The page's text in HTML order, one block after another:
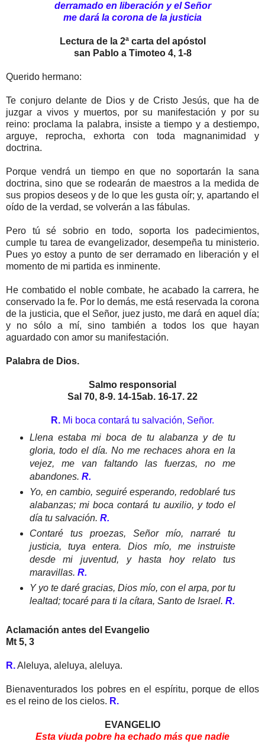
derramado en liberación y el Señor
me dará la corona de la justicia
Lectura de la 2ª carta del apóstol
san Pablo a Timoteo 4, 1-8
Querido hermano:
Te conjuro delante de Dios y de Cristo Jesús, que ha de
juzgar a vivos y muertos, por su manifestación y por su
reino: proclama la palabra, insiste a tiempo y a destiempo,
arguye, reprocha, exhorta con toda magnanimidad y
doctrina.
Porque vendrá un tiempo en que no soportarán la sana
doctrina, sino que se rodearán de maestros a la medida de
sus propios deseos y de lo que les gusta oír; y, apartando el
oído de la verdad, se volverán a las fábulas.
Pero tú sé sobrio en todo, soporta los padecimientos,
cumple tu tarea de evangelizador, desempeña tu ministerio.
Pues yo estoy a punto de ser derramado en liberación y el
momento de mi partida es inminente.
He combatido el noble combate, he acabado la carrera, he
conservado la fe. Por lo demás, me está reservada la corona
de la justicia, que el Señor, juez justo, me dará en aquel día;
y no sólo a mí, sino también a todos los que hayan
aguardado con amor su manifestación.
Palabra de Dios.
Salmo responsorial
Sal 70, 8-9. 14-15ab. 16-17. 22
R. Mi boca contará tu salvación, Señor.
Llena estaba mi boca de tu alabanza y de tu
gloria, todo el día. No me rechaces ahora en la
vejez, me van faltando las fuerzas, no me
abandones. R.
Yo, en cambio, seguiré esperando, redoblaré tus
alabanzas; mi boca contará tu auxilio, y todo el
día tu salvación. R.
Contaré tus proezas, Señor mío, narraré tu
justicia, tuya entera. Dios mío, me instruiste
desde mi juventud, y hasta hoy relato tus
maravillas. R.
Y yo te daré gracias, Dios mío, con el arpa, por tu
lealtad; tocaré para ti la cítara, Santo de Israel. R.
Aclamación antes del Evangelio
Mt 5, 3
R.Aleluya, aleluya, aleluya.
Bienaventurados los pobres en el espíritu, porque de ellos
es el reino de los cielos. R.
EVANGELIO
Esta viuda pobre ha echado más que nadie